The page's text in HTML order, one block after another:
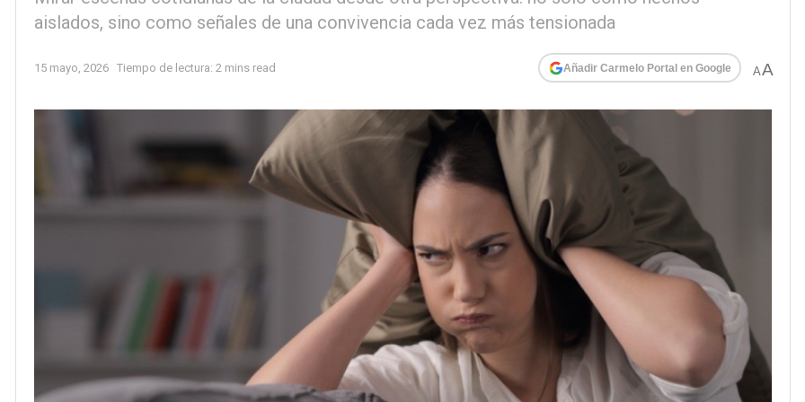
aislados, sino como señales de una convivencia cada vez más tensionada
15 mayo, 2026 Tiempo de lectura: 2 mins read Añadir Carmelo Portal en Google AA